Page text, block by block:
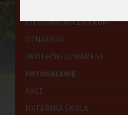
INFORMAČNÍ CENTRUM
OZNÁMENÍ
SMUTEČNÍ OZNÁMENÍ
FOTOGALERIE
AKCE
MATEŘSKÁ ŠKOLA